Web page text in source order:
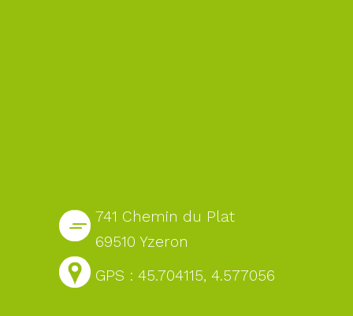
741 Chemin du Plat
69510 Yzeron
GPS : 45.704115, 4.577056